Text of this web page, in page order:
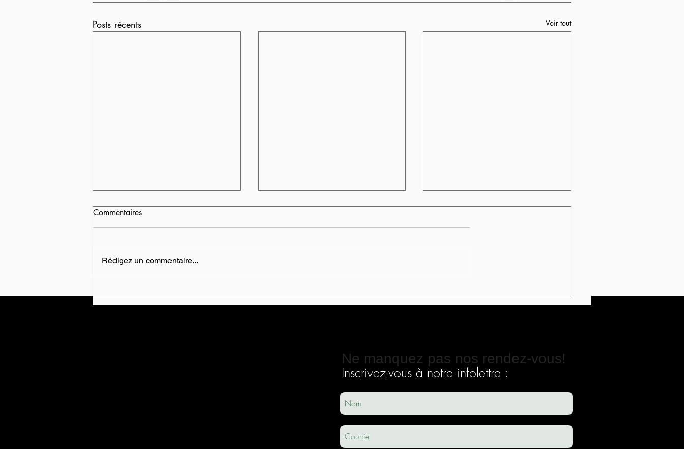
Posts récents Voir tout
cherchons-nous vraiment ce
cœur, une approche
comme elle est.
Commentaires
Rédigez un commentaire...
Ne manquez pas nos rendez-vous!
Inscrivez-vous à notre infolettre :